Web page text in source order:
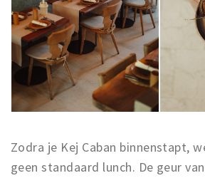
Zodra je Kej Caban binnenstapt,
geen standaard lunch. De geur